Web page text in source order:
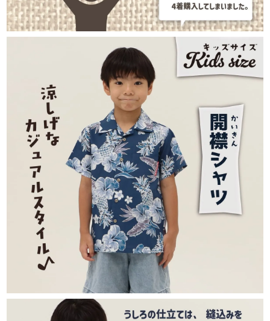
110cm
¥11,440 カートに入れる
120cm
11,990
在庫切れ
店舗取り寄せ申請
ブラック
90cm
¥11,440
在庫数2
カートに入れる
100cm
¥11,440
在庫数2
カートに入れる
110cm
¥11,440
在庫数1
カートに入れる
120cm
在庫切れ
店舗取り寄せ申請